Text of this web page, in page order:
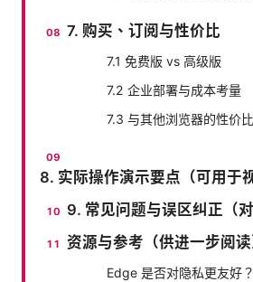
7. 购买、订阅与性价比
7.1 免费版 vs 高级版
7.2 企业部署与成本考量
7.3 与其他浏览器的性价
8. 实际操作演示要点（可用于
9. 常见问题与误区纠正（对
资源与参考（供进一步阅读
Edge 是否对隐私更友好？